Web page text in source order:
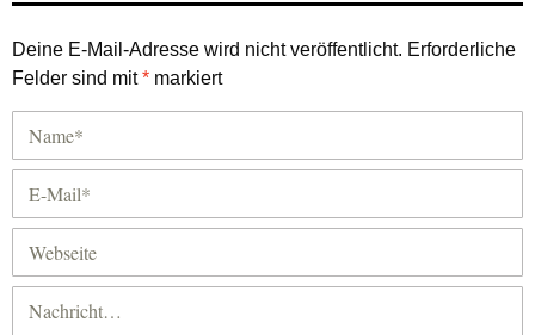
Deine E-Mail-Adresse wird nicht veröffentlicht. Erforderliche
Felder sind mit* markiert